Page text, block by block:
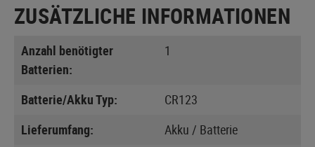
ZUSÄTZLICHE INFORMATIONEN
Anzahl benötigter
Batterien:
1
Batterie/Akku Typ:
CR123
Lieferumfang:
Akku / Batterie